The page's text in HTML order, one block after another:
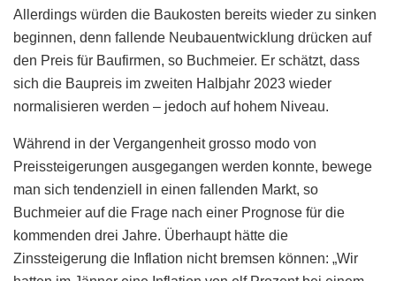
Allerdings würden die Baukosten bereits wieder zu sinken
beginnen, denn fallende Neubauentwicklung drücken auf
den Preis für Baufirmen, so Buchmeier. Er schätzt, dass
sich die Baupreis im zweiten Halbjahr 2023 wieder
normalisieren werden – jedoch auf hohem Niveau.
Während in der Vergangenheit grosso modo von
Preissteigerungen ausgegangen werden konnte, bewege
man sich tendenziell in einen fallenden Markt, so
Buchmeier auf die Frage nach einer Prognose für die
kommenden drei Jahre. Überhaupt hätte die
Zinssteigerung die Inflation nicht bremsen können: „Wir